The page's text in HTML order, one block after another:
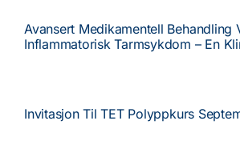
Avansert Medikamentell Behandling
Inflammatorisk Tarmsykdom – En
Invitasjon Til TET Polyppkurs